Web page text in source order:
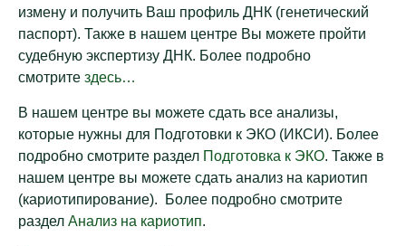
измену и получить Ваш профиль ДНК (генетический
паспорт). Также в нашем центре Вы можете пройти
судебную экспертизу ДНК. Более подробно
смотрите здесь…
В нашем центре вы можете сдать все анализы,
которые нужны для Подготовки к ЭКО (ИКСИ). Более
подробно смотрите раздел Подготовка к ЭКО. Также в
нашем центре вы можете сдать анализ на кариотип
(кариотипирование). Более подробно смотрите
раздел Анализ на кариотип.